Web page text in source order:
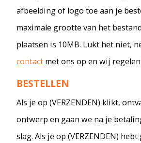
afbeelding of logo toe aan je
maximale grootte van het
plaatsen is 10MB. Lukt het niet,
contactmet ons op en wij
BESTELLEN
Als je op (VERZENDEN) klikt,
ontwerp en gaan we na je
slag. Als je op (VERZENDEN)